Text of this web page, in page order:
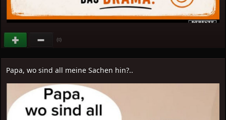
(0)
Papa, wo sind all meine Sachen hin?..